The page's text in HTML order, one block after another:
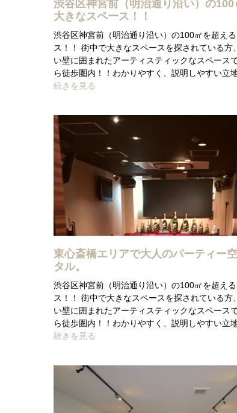
渋谷区神宮前（明治通り沿い）の100
大きなスペース！！
渋谷区神宮前（明治通り沿い）の100㎡を超える
ス！！ 街中で大きなスペースを探されている方
ら徒歩圏内！！わかりやすく、説明しやすい立
続きを見る
東心斎橋エリアで大人のパーティー
タル。
渋谷区神宮前（明治通り沿い）の100㎡を超える
ス！！ 街中で大きなスペースを探されている方
ら徒歩圏内！！わかりやすく、説明しやすい立
続きを見る